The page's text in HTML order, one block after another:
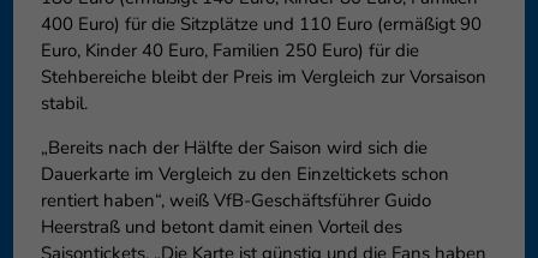
400 Euro) für die Sitzplätze und 110 Euro (ermäßigt 90
Euro, Kinder 40 Euro, Familien 250 Euro) für die
Stehbereiche bleibt der Preis im Vergleich zur Vorsaison
stabil.
„Bereits nach der Hälfte der Saison wird sich die
Dauerkarte im Vergleich zu den Einzeltickets schon
rentiert haben“, weiß VfB-Geschäftsführer Guido
Heerstraß und betont damit einen Vorteil des